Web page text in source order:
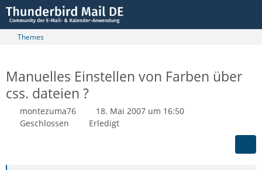
Themes
Manuelles Einstellen von Farben über
css. dateien ?
montezuma76
18. Mai 2007 um 16:50
Geschlossen
Erledigt